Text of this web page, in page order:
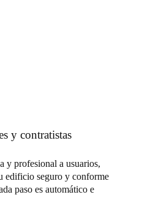
y contratistas
y profesional a usuarios,
edificio seguro y conforme
paso es automático e